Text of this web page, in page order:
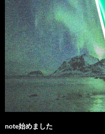
note始めました